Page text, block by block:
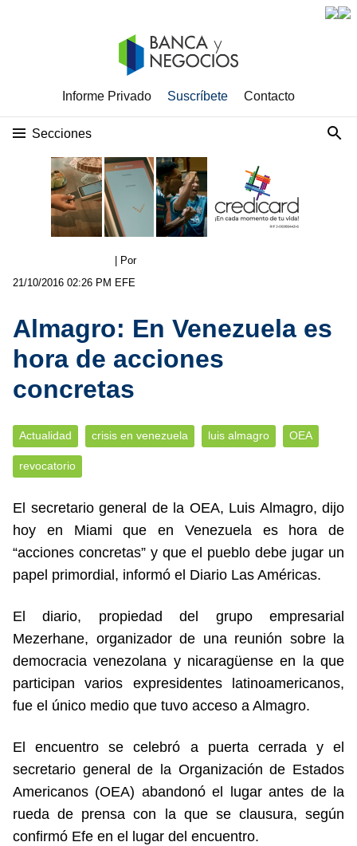
Informe Privado Suscríbete Contacto
Secciones
21/10/2016 02:26 PM
| Por
EFE
Almagro: En Venezuela es
hora de acciones
concretas
Actualidad crisis en venezuela luis almagro OEA
revocatorio
El secretario general de la OEA, Luis Almagro, dijo
hoy en Miami que en Venezuela es hora de
“acciones concretas” y que el pueblo debe jugar un
papel primordial, informó el Diario Las Américas.
El diario, propiedad del grupo empresarial
Mezerhane, organizador de una reunión sobre la
democracia venezolana y nicaragüense en la que
participan varios expresidentes latinoamericanos,
fue el único medio que tuvo acceso a Almagro.
El encuentro se celebró a puerta cerrada y el
secretario general de la Organización de Estados
Americanos (OEA) abandonó el lugar antes de la
rueda de prensa con la que se clausura, según
confirmó Efe en el lugar del encuentro.